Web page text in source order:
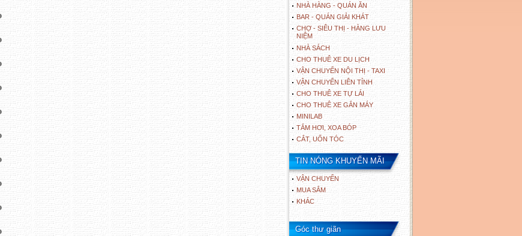
NHÀ HÀNG - QUÁN ĂN
BAR - QUÁN GIẢI KHÁT
CHỢ - SIÊU THỊ - HÀNG LƯU
NIỆM
NHÀ SÁCH
CHO THUÊ XE DU LỊCH
VẬN CHUYỂN NỘI THỊ - TAXI
VẬN CHUYỂN LIÊN TỈNH
CHO THUÊ XE TỰ LÁI
CHO THUÊ XE GẮN MÁY
MINILAB
TẮM HƠI, XOA BÓP
CẮT, UỐN TÓC
TIN NÓNG KHUYẾN MÃI
VẬN CHUYỂN
MUA SẮM
KHÁC
Góc thư giãn